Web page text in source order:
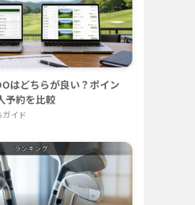
はどちらが良い？ポイン
予約を比較
ガイド